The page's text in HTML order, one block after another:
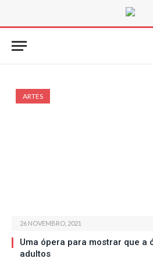
ARTES
26 NOVEMBRO, 2021
Uma ópera para mostrar que a
adultos